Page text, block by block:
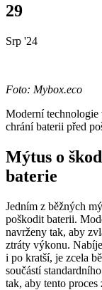
29
Srp '24
Foto: Mybox.eco
Moderní
chrání baterii před
Mýtus o
baterie
Jedním z běžných
poškodit baterii.
navrženy tak, aby
ztráty výkonu.
i po kratší, je zcela
součástí
tak, aby tento